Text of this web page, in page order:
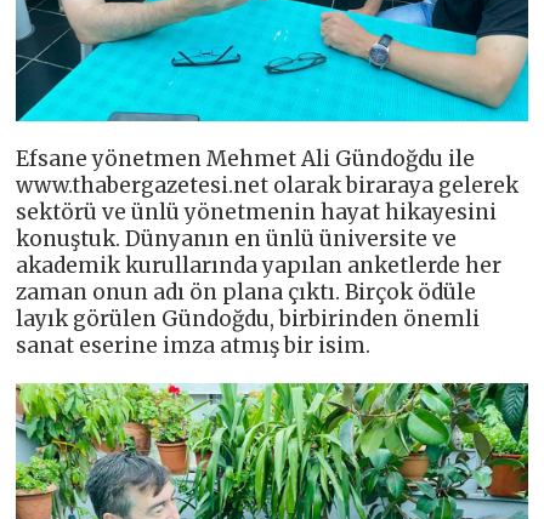
Efsane yönetmen Mehmet Ali Gündoğdu ile
www.thabergazetesi.net olarak biraraya gelerek
sektörü ve ünlü yönetmenin hayat hikayesini
konuştuk. Dünyanın en ünlü üniversite ve
akademik kurullarında yapılan anketlerde her
zaman onun adı ön plana çıktı. Birçok ödüle
layık görülen Gündoğdu, birbirinden önemli
sanat eserine imza atmış bir isim.